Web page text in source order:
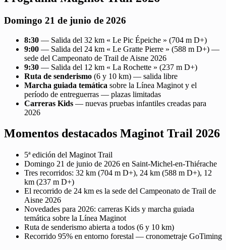
Domingo 21 de junio de 2026
8:30 — Salida del 32 km « Le Pic Épeiche » (704 m D+)
9:00 — Salida del 24 km « Le Gratte Pierre » (588 m D+) —
sede del Campeonato de Trail de Aisne 2026
9:30 — Salida del 12 km « La Rochette » (237 m D+)
Ruta de senderismo (6 y 10 km) — salida libre
Marcha guiada temática sobre la Línea Maginot y el
período de entreguerras — plazas limitadas
Carreras Kids — nuevas pruebas infantiles creadas para
2026
Momentos destacados Maginot Trail 2026
5ª edición del Maginot Trail
Domingo 21 de junio de 2026 en Saint-Michel-en-Thiérache
Tres recorridos: 32 km (704 m D+), 24 km (588 m D+), 12
km (237 m D+)
El recorrido de 24 km es la sede del Campeonato de Trail de
Aisne 2026
Novedades para 2026: carreras Kids y marcha guiada
temática sobre la Línea Maginot
Ruta de senderismo abierta a todos (6 y 10 km)
Recorrido 95% en entorno forestal — cronometraje GoTiming